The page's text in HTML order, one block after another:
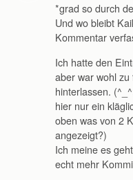
*grad so durch
Und wo bleibt
Kommentar
Ich hatte den
aber war wohl
hinterlassen.
hier nur ein
oben was von 2
angezeigt?)
Ich meine es
echt mehr